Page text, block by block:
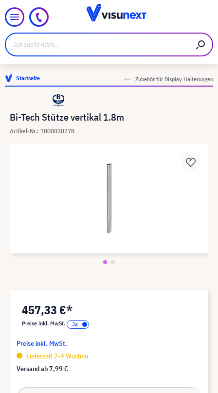
Startseite Zubehör für Display Halterungen
Bi-Tech Stütze vertikal 1.8m
Artikel-Nr.: 1000038278
457,33 €*
Preise inkl. MwSt.
Preise inkl. MwSt.
Lieferzeit 7-9 Wochen
Versand ab7,99 €